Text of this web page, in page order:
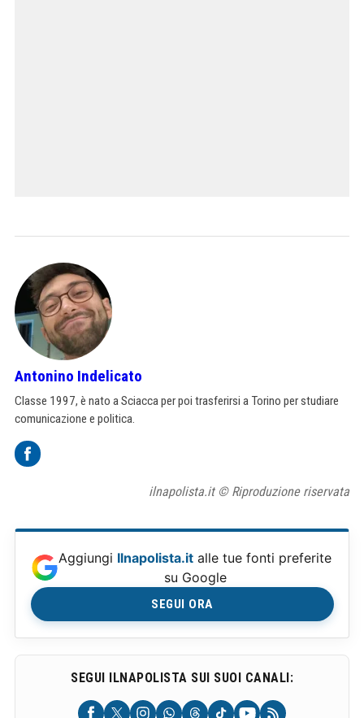
Antonino Indelicato
Classe 1997, è nato a Sciacca per poi trasferirsi a Torino per studiare
comunicazione e politica.
ilnapolista.it © Riproduzione riservata
Aggiungi Ilnapolista.it alle tue fonti preferite
su Google
SEGUI ORA
SEGUI ILNAPOLISTA SUI SUOI CANALI: